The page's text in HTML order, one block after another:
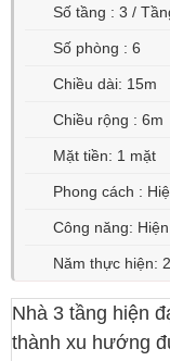
Số tầng : 3 /
Số phòng : 6
Chiều dài: 15m
Chiều rộng : 6m
Mặt tiền: 1 mặt
Phong cách :
Công năng: Hiện
Năm thực hiện:
Nhà 3 tầng hiện
thành xu hướng